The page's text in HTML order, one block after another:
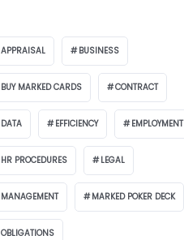
APPRAISAL BUSINESS
BUY MARKED CARDS CONTRACT
DATA EFFICIENCY EMPLOYMENT
HR PROCEDURES LEGAL
MANAGEMENT MARKED POKER DECK
OBLIGATIONS